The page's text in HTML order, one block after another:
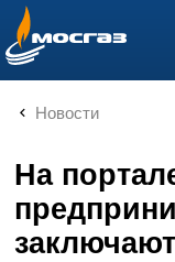
info@mos-gaz.ru
Новости
На